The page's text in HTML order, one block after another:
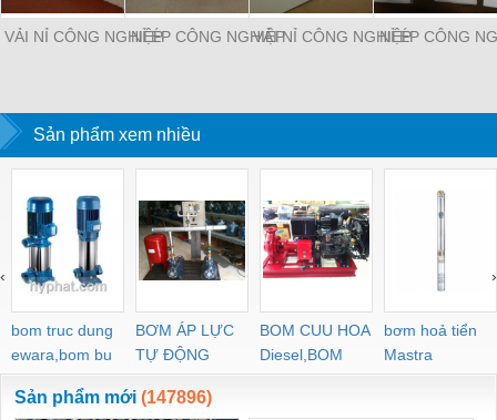
VẢI NỈ CÔNG NGHIỆPNỈ ÉP CÔNG NGHIỆPVẢI NỈ CÔNG NGHIỆPNỈ ÉP CÔNG
Sản phẩm xem nhiều
bom truc dung
ewara,bom bu
ewara
BƠM ÁP LỰC
TỰ ĐỘNG
BOM CUU HOA
Diesel,BOM
CHUA CHAY
bơm hoả tiển
Mastra
‹ ›
Sản phẩm mới (147896)